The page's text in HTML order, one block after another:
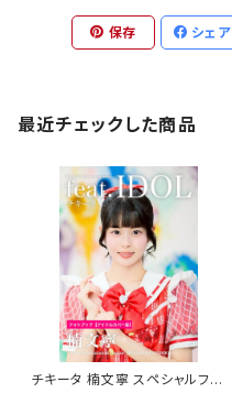
保存 シェア
最近チェックした商品
チキータ 楠文寧 スペシャルフォ